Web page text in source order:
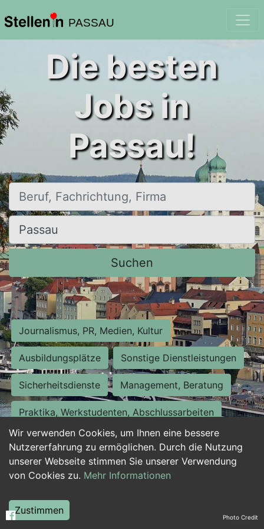
PASSAU
Wir verwenden Cookies, um Ihnen eine bessere
Nutzererfahrung zu ermöglichen. Durch die Nutzung
unserer Webseite stimmen Sie unserer Verwendung
von Cookies zu. Mehr Informationen
Zustimmen
Die besten
Jobs in
Passau!
Beruf, Fachrichtung, Firma
Ort, Stadt
Suchen
Journalismus, PR, Medien, Kultur
Ausbildungsplätze Sonstige Dienstleistungen
Sicherheitsdienste Management, Beratung
Praktika, Werkstudenten, Abschlussarbeiten
Personalwesen Assistenz, Sekretariat
Hilfskräfte, Aushilfs- und Nebenjobs
Weiterbildung, Studium, duale Ausbildung Photo Credit